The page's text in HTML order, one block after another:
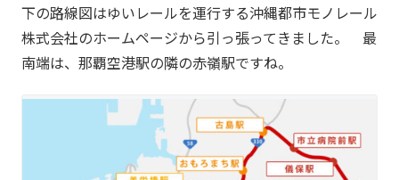
下の路線図はゆいレールを運行する沖縄都市モノレール
株式会社のホームページから引っ張ってきました。 最
南端は、那覇空港駅の隣の赤嶺駅ですね。